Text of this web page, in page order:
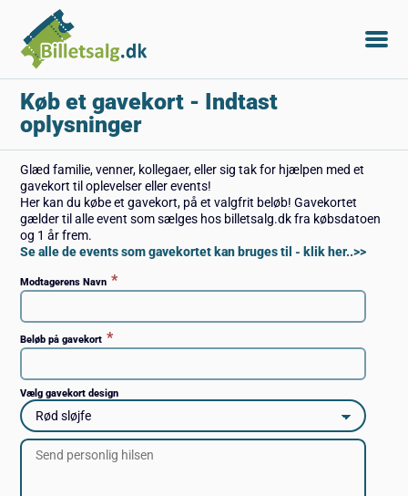
Køb et gavekort - Indtast
oplysninger
Glæd familie, venner, kollegaer, eller sig tak for hjælpen med et
gavekort til oplevelser eller events!
Her kan du købe et gavekort, på et valgfrit beløb! Gavekortet
gælder til alle event som sælges hos billetsalg.dk fra købsdatoen
og 1 år frem.
Se alle de events som gavekortet kan bruges til - klik her..>>
Modtagerens Navn *
Beløb på gavekort *
Vælg gavekort design